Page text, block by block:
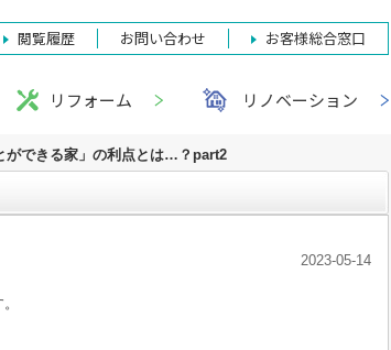
閲覧履歴 お問い合わせ お客様総合窓口
リフォーム リノベーション
ができる家」の利点とは…？part2
2023-05-14